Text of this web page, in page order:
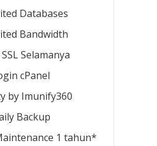
Databases
Bandwidth
Selamanya
cPanel
by Imunify360
Backup
1 tahun*